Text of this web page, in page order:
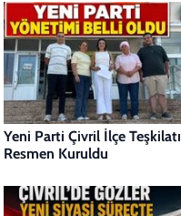
Yeni Parti Çivril İlçe Teşkilatı
Resmen Kuruldu